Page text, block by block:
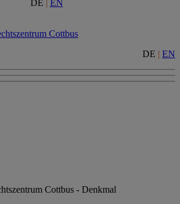
DE | EN
DE | EN